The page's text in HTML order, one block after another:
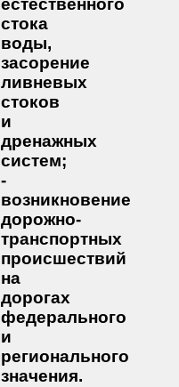
естественного
стока
воды,
засорение
ливневых
стоков
и
дренажных
систем;
-
возникновение
дорожно-
транспортных
происшествий
на
дорогах
федерального
и
регионального
значения.